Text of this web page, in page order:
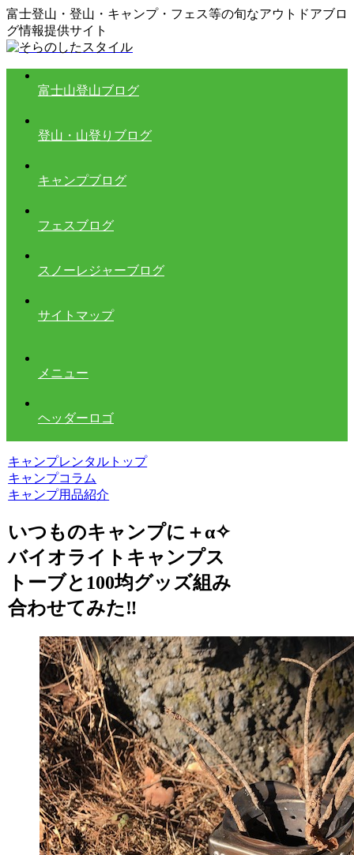
富士登山・登山・キャンプ・フェス等の旬なアウトドアブロ
グ情報提供サイト
富士山登山ブログ
登山・山登りブログ
キャンプブログ
フェスブログ
スノーレジャーブログ
サイトマップ
メニュー
ヘッダーロゴ
キャンプレンタルトップ
キャンプコラム
キャンプ用品紹介
いつものキャンプに＋α✧
バイオライトキャンプス
トーブと100均グッズ組み
合わせてみた‼